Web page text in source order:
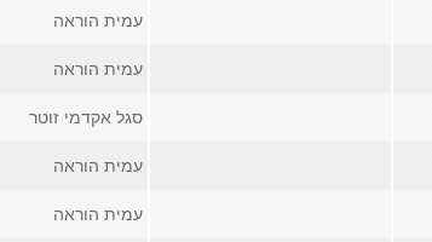
עמית הוראה
עמית הוראה
סגל אקדמי זוטר
עמית הוראה
עמית הוראה